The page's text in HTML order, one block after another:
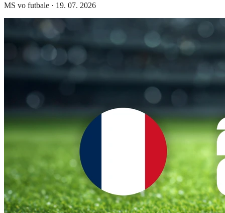
MS vo futbale · 19. 07. 2026